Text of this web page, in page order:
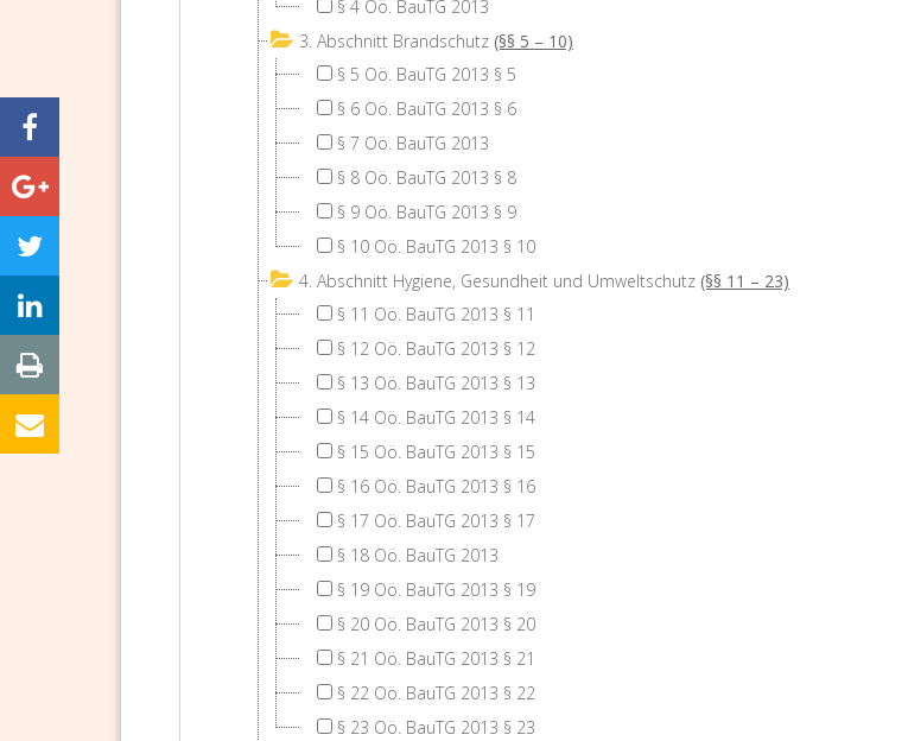
§ 4 Oö. BauTG 2013
3. Abschnitt Brandschutz (§§ 5 – 10)
§ 5 Oö. BauTG 2013 § 5
§ 6 Oö. BauTG 2013 § 6
§ 7 Oö. BauTG 2013
§ 8 Oö. BauTG 2013 § 8
§ 9 Oö. BauTG 2013 § 9
§ 10 Oö. BauTG 2013 § 10
4. Abschnitt Hygiene, Gesundheit und Umweltschutz (§§ 11 – 23)
§ 11 Oö. BauTG 2013 § 11
§ 12 Oö. BauTG 2013 § 12
§ 13 Oö. BauTG 2013 § 13
§ 14 Oö. BauTG 2013 § 14
§ 15 Oö. BauTG 2013 § 15
§ 16 Oö. BauTG 2013 § 16
§ 17 Oö. BauTG 2013 § 17
§ 18 Oö. BauTG 2013
§ 19 Oö. BauTG 2013 § 19
§ 20 Oö. BauTG 2013 § 20
§ 21 Oö. BauTG 2013 § 21
§ 22 Oö. BauTG 2013 § 22
§ 23 Oö. BauTG 2013 § 23